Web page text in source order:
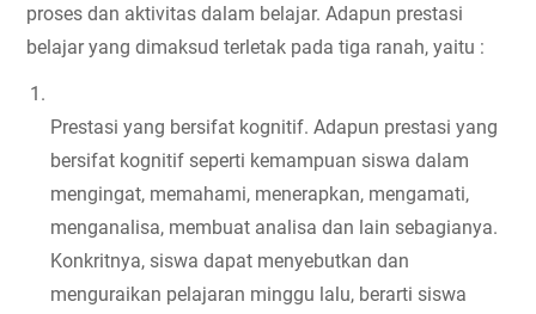
proses dan aktivitas dalam belajar. Adapun prestasi
belajar yang dimaksud terletak pada tiga ranah, yaitu :
Prestasi yang bersifat kognitif. Adapun prestasi yang
bersifat kognitif seperti kemampuan siswa dalam
mengingat, memahami, menerapkan, mengamati,
menganalisa, membuat analisa dan lain sebagianya.
Konkritnya, siswa dapat menyebutkan dan
menguraikan pelajaran minggu lalu, berarti siswa